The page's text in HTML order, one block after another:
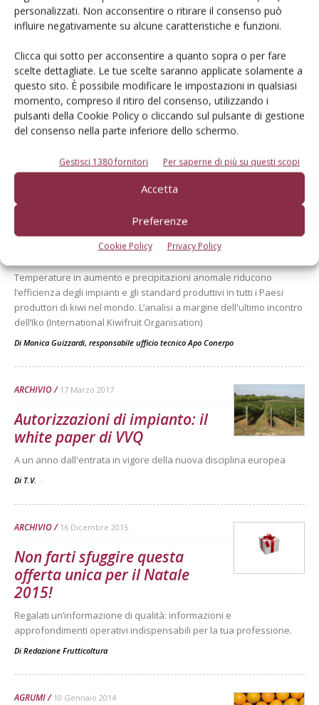
personalizzati. Non acconsentire o ritirare il consenso può
influire negativamente su alcune caratteristiche e funzioni.
Clicca qui sotto per acconsentire a quanto sopra o per fare
scelte dettagliate. Le tue scelte saranno applicate solamente a
questo sito. È possibile modificare le impostazioni in qualsiasi
momento, compreso il ritiro del consenso, utilizzando i
pulsanti della Cookie Policy o cliccando sul pulsante di gestione
del consenso nella parte inferiore dello schermo.
Gestisci 1380 fornitori Per saperne di più su questi scopi
Accetta
Preferenze
Cookie Policy Privacy Policy
Clima e fisiopatie
condizionano la produzione di
kiwi in tutto il mondo
Temperature in aumento e precipitazioni anomale riducono
l’efficienza degli impianti e gli standard produttivi in tutti i Paesi
produttori di kiwi nel mondo. L’analisi a margine dell'ultimo incontro
dell’Iko (International Kiwifruit Organisation)
Di Monica Guizzardi, responsabile ufficio tecnico Apo Conerpo -
ARCHIVIO 17 Marzo 2017
Autorizzazioni di impianto: il
white paper di VVQ
A un anno dall'entrata in vigore della nuova disciplina europea
Di T.V. -
ARCHIVIO 16 Dicembre 2015
Non farti sfuggire questa
offerta unica per il Natale
2015!
Regalati un’informazione di qualità: informazioni e
approfondimenti operativi indispensabili per la tua professione.
Di Redazione Frutticoltura
AGRUMI 10 Gennaio 2014